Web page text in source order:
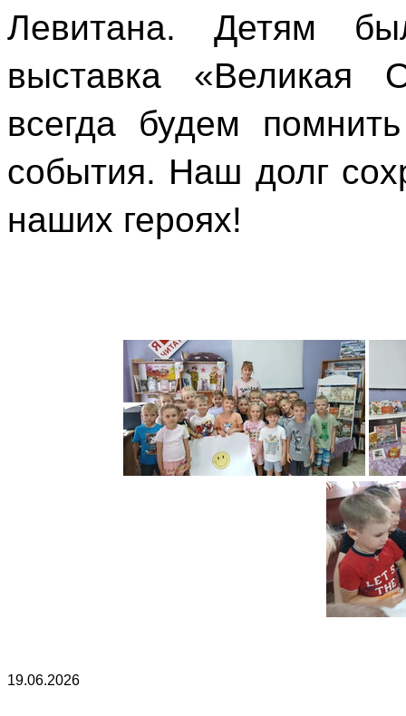
Левитана. Детям
выставка «Великая
всегда будем
события. Наш долг
наших героях!
19.06.2026